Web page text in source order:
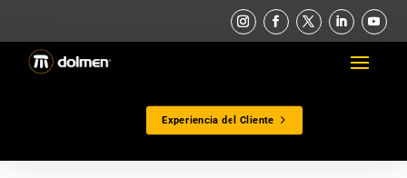
Experiencia del Cliente